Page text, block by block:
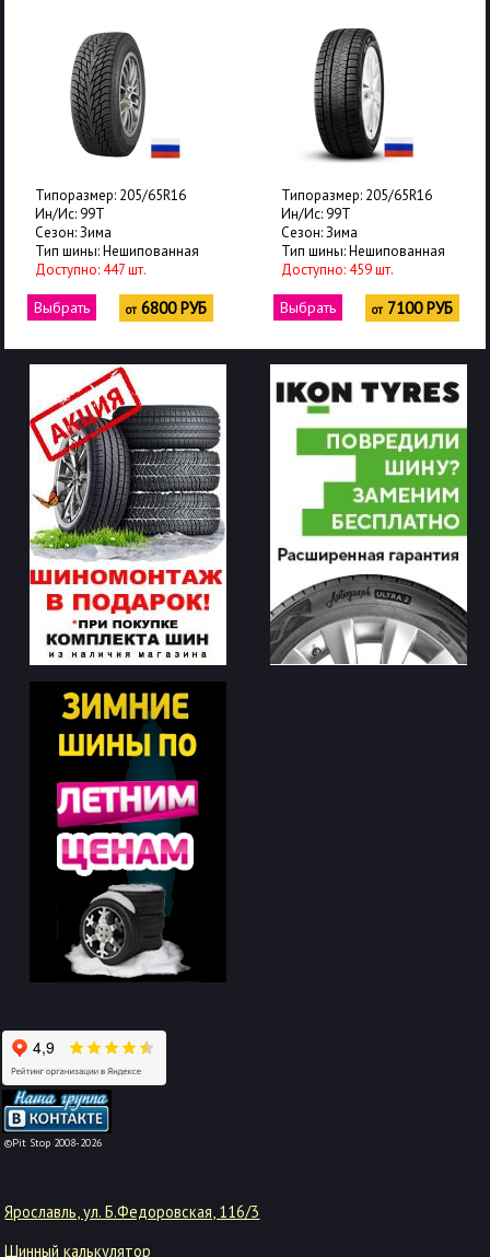
Типоразмер: 205/65R16
Ин/Ис: 99T
Сезон: Зима
Тип шины: Нешипованная
Доступно: 447 шт.
Выбрать от6800 РУБ
Типоразмер: 205/65R16
Ин/Ис: 99T
Сезон: Зима
Тип шины: Нешипованная
Доступно: 459 шт.
Выбрать от7100 РУБ
©Pit Stop 2008-2026
-->
Ярославль, ул. Б.Федоровская, 116/3
Шинный калькулятор